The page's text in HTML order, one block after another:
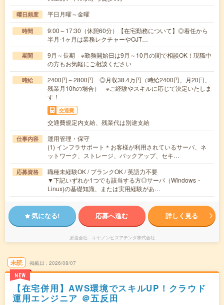
曜日頻度 平日月曜～金曜
時間
9:00～17:30（休憩60分）【在宅勤務について】◎着任から
半月-1ヶ月は業務レクチャーやOJT…
期間
9月～長期 ※勤務開始日は9月～10月の間で相談OK！現職中
の方もお気軽にご相談ください
時給
2400円～2800円 ◎月収38.4万円（時給2400円、月20日、
残業月10hの場合） ※ご経験やスキルに応じて決定いたしま
す！
交通費
交通費規定内支給、残業代は別途支給
仕事内容
運用管理・保守
(1) インフラサポート＊お客様が利用されているサーバ、ネ
ットワーク、ストレージ、バックアップ、セキ…
応募資格
職種未経験OK / ブランクOK / 英語力不要
▼下記いずれか1つでも該当する方◎サーバ（Windows・
Linux)の基礎知識、または実用経験があ…
気になる! 応募へ進む 詳しく見る
派遣会社 キヤノンビズアテンダ株式会社
未読
NEW
掲載日 2026/08/07
【在宅併用】AWS環境でスキルUP！クラウド
運用エンジニア ＠五反田